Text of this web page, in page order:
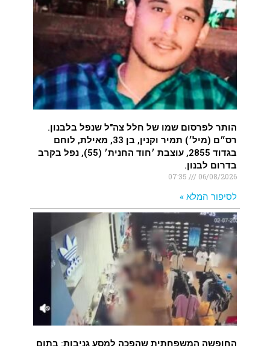
הותר לפרסום שמו של חלל צה"ל שנפל בלבנון.
רס״ם (מיל׳) תמיר וקנין, בן 33, מאילת, לוחם
בגדוד 2855, עוצבת ׳חוד החנית׳ (55), נפל בקרב
בדרום לבנון.
06/08/2026
לסיפור המלא »
החופשה המשפחתית שהפכה למסע גניבות: בתום